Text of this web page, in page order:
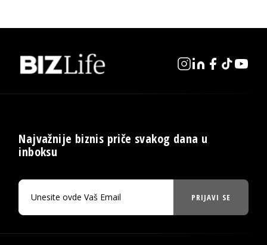
Najvažnije biznis priče svakog dana u
inboksu
PRIJAVI SE